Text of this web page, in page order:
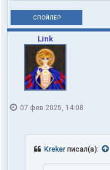
СПОЙЛЕР
Link
07 фев 2025, 14:08
Krekerписал(а):